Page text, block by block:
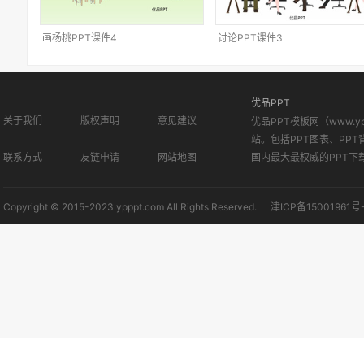
画杨桃PPT课件4 讨论PPT课件3
关于我们 版权声明 意见建议
联系方式 友链申请 网站地图
优品PPT
优品PPT模板网（
站。包括PPT图表、PPT
国内最大最权威的PPT下
Copyright © 2015-2023 ypppt.com All Rights Reserved. 津ICP备15001961号